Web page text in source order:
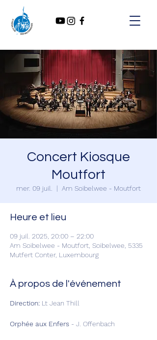
Concert Kiosque
Moutfort
mer. 09 juil.
  |
Am Soibelwee - Moutfort
Heure et lieu
09 juil. 2025, 20:00 – 22:00
Am Soibelwee - Moutfort, Soibelwee, 5335
Mutfert Conter, Luxembourg
À propos de l'événement
Direction: Lt Jean Thill
Orphée aux Enfers - J. Offenbach